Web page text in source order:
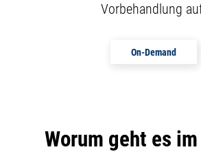
Vorbehandlung
On-Demand
Worum geht es